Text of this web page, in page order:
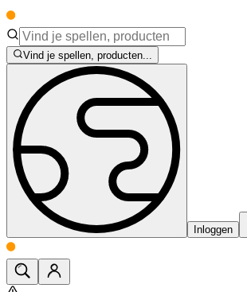
Vind je spellen, producten...
Inloggen